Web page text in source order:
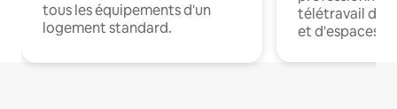
tous les équipements d'un
logement standard.
télétravail
et d'espaces